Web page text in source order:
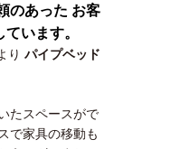
のあった お客
います。
り パイプベッド
たスペースがで
で家具の移動も